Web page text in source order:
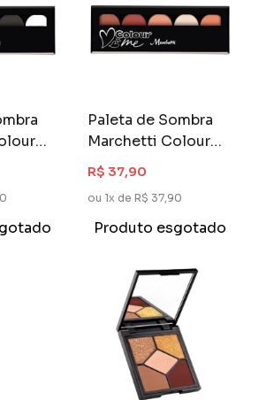
Paleta de Sombra
Marchetti Colour
Me Red Vibe
R$ 37,90
ou 1x de R$ 37,90
Produto esgotado